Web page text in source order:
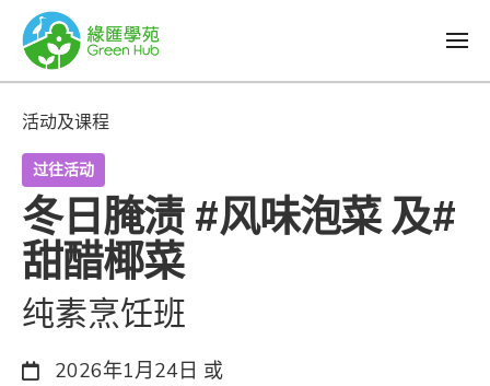
活动及课程
过往活动
冬日腌渍 #风味泡菜 及#
甜醋椰菜
纯素烹饪班
日期：
2026年1月24日 或